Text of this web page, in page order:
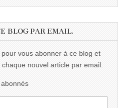
BLOG PAR EMAIL.
vous abonner à ce blog et
nouvel article par email.